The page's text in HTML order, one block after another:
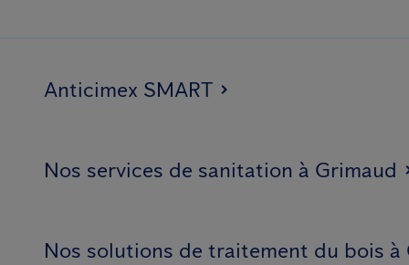
Anticimex SMART
Nos services de sanitation à Grimaud
Nos solutions de traitement du bois à